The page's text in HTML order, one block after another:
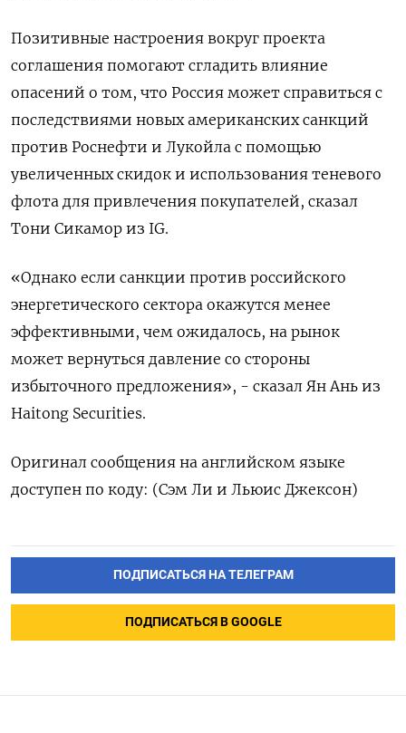
Позитивные настроения вокруг проекта
соглашения помогают сгладить влияние
опасений о том, что Россия может справиться с
последствиями новых американских санкций
против Роснефти и Лукойла с помощью
увеличенных скидок и использования теневого
флота для привлечения покупателей, сказал
Тони Сикамор из IG.
«Однако если санкции против российского
энергетического сектора окажутся менее
эффективными, чем ожидалось, на рынок
может вернуться давление со стороны
избыточного предложения», - сказал Ян Ань из
Haitong Securities.
Оригинал сообщения на английском языке
доступен по коду: (Сэм Ли и Льюис Джексон)
ПОДПИСАТЬСЯ НА ТЕЛЕГРАМ
ПОДПИСАТЬСЯ В GOOGLE